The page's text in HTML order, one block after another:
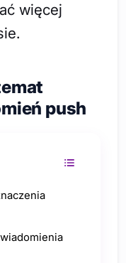
więcej
push